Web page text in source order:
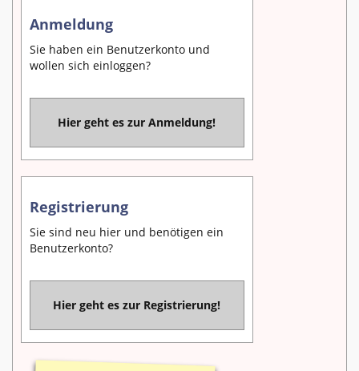
Anmeldung
Sie haben ein Benutzerkonto und
wollen sich einloggen?
Hier geht es zur Anmeldung!
Registrierung
Sie sind neu hier und benötigen ein
Benutzerkonto?
Hier geht es zur Registrierung!